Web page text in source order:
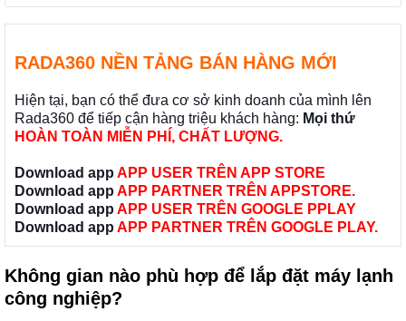
RADA360 NỀN TẢNG BÁN HÀNG MỚI
Hiện tại, bạn có thể đưa cơ sở kinh doanh của mình lên
Rada360 để tiếp cận hàng triệu khách hàng: Mọi thứ
HOÀN TOÀN MIỄN PHÍ, CHẤT LƯỢNG.
Download app APP USER TRÊN APP STORE
Download app APP PARTNER TRÊN APPSTORE.
Download app APP USER TRÊN GOOGLE PPLAY
Download app APP PARTNER TRÊN GOOGLE PLAY.
Không gian nào phù hợp để lắp đặt máy lạnh
công nghiệp?